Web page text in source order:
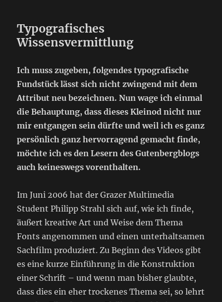
Typografisches
Wissensvermittlung
Ich muss zugeben, folgendes typografische
Fundstück lässt sich nicht zwingend mit dem
Attribut neu bezeichnen. Nun wage ich einmal
die Behauptung, dass dieses Kleinod nicht nur
mir entgangen sein dürfte und weil ich es ganz
persönlich ganz hervorragend gemacht finde,
möchte ich es den Lesern des Gutenbergblogs
auch keineswegs vorenthalten.
Im Juni 2006 hat der Grazer Multimedia
Student Philipp Strahl sich auf, wie ich finde,
äußert kreative Art und Weise dem Thema
Fonts angenommen und einen unterhaltsamen
Sachfilm produziert. Zu Beginn des Videos gibt
es eine kurze Einführung in die Konstruktion
einer Schrift – und wenn man bisher glaubte,
dass dies ein eher trockenes Thema sei, so lehrt